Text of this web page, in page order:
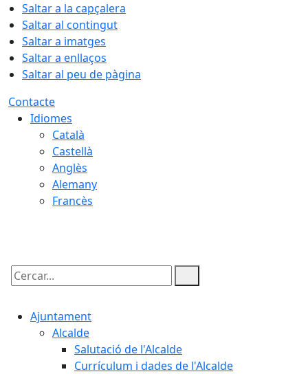
Saltar a la capçalera
Saltar al contingut
Saltar a imatges
Saltar a enllaços
Saltar al peu de pàgina
Contacte
Idiomes
Català
Castellà
Anglès
Alemany
Francès
Cercar:
Ajuntament
Alcalde
Salutació de l'Alcalde
Currículum i dades de l'Alcalde